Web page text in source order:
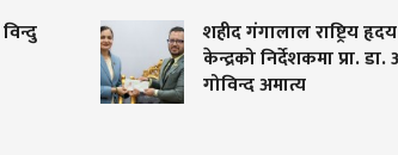
शहीद गंगालाल राष्ट्रिय हृदय
केन्द्रको निर्देशकमा प्रा. डा.
गोविन्द अमात्य